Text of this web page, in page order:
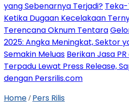
yang Sebenarnya Terjadi?
Ketika Dugaan Kecelakaan
Terencana Oknum Tentara
2025: Angka Meningkat, Sektor
Semakin Meluas Berikan Jasa
Terpadu Lewat Press Release,
dengan Persrilis.com
Home / Pers Rilis